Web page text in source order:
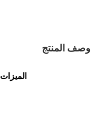
وصف المنتج
الميزات